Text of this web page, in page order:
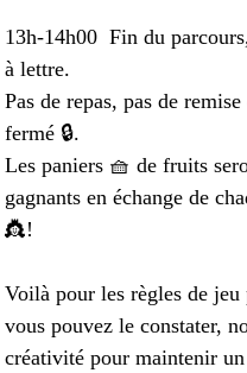
13h-14h00 Fin du
à lettre.
Pas de repas, pas de
fermé 🔒.
Les paniers 🧺 de fruits
gagnants en échange de
👸!
Voilà pour les règles de
vous pouvez le constater,
créativité pour maintenir